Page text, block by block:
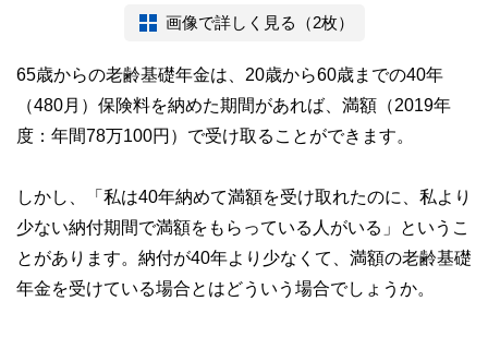
画像で詳しく見る（2枚）
65歳からの老齢基礎年金は、20歳から60歳までの40年
（480月）保険料を納めた期間があれば、満額（2019年
度：年間78万100円）で受け取ることができます。
しかし、「私は40年納めて満額を受け取れたのに、私より
少ない納付期間で満額をもらっている人がいる」というこ
とがあります。納付が40年より少なくて、満額の老齢基礎
年金を受けている場合とはどういう場合でしょうか。